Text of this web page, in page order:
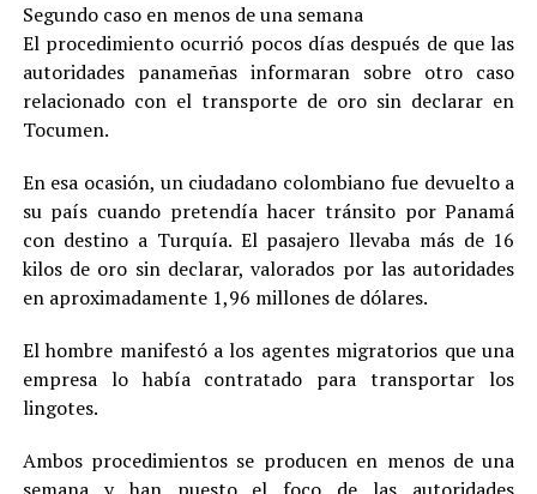
Segundo caso en menos de una semana
El procedimiento ocurrió pocos días después de que las
autoridades panameñas informaran sobre otro caso
relacionado con el transporte de oro sin declarar en
Tocumen.
En esa ocasión, un ciudadano colombiano fue devuelto a
su país cuando pretendía hacer tránsito por Panamá
con destino a Turquía. El pasajero llevaba más de 16
kilos de oro sin declarar, valorados por las autoridades
en aproximadamente 1,96 millones de dólares.
El hombre manifestó a los agentes migratorios que una
empresa lo había contratado para transportar los
lingotes.
Ambos procedimientos se producen en menos de una